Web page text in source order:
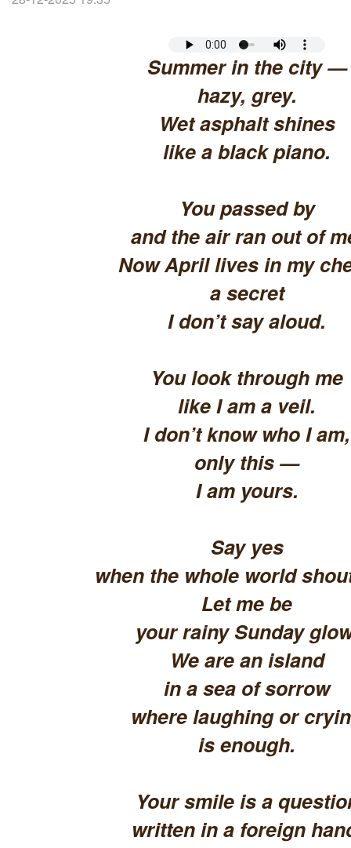
Summer in the city —
hazy, grey.
Wet asphalt shines
like a black piano.
You passed by
and the air ran out of
Now April lives in my
a secret
I don’t say aloud.
You look through me
like I am a veil.
I don’t know who I am,
only this —
I am yours.
Say yes
when the whole world
Let me be
your rainy Sunday
We are an island
in a sea of sorrow
where laughing or
is enough.
Your smile is a
written in a foreign